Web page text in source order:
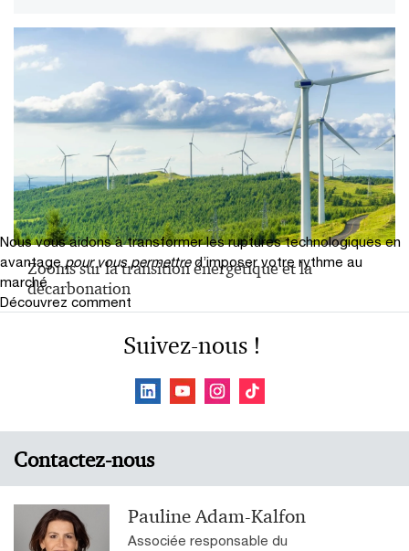
Zooms sur la transition énergétique et la
décarbonation
Nous vous aidons à transformer les ruptures technologiques en
avantage pour vous permettre d’imposer votre rythme au
marché
Découvrez comment
Suivez-nous !
Contactez-nous
Pauline Adam-Kalfon
Associée responsable du